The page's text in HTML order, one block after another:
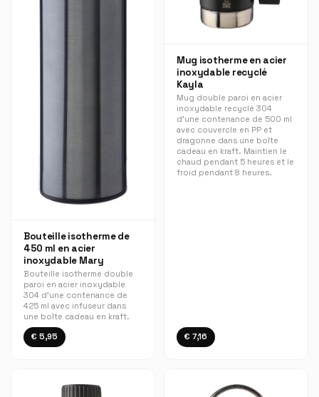
Bouteille isotherme de
450 ml en acier
inoxydable Mary
Bouteille isotherme double
paroi en acier inoxydable
304 d'une contenance de
425 ml avec infuseur dans
une boîte cadeau en kraft.
€ 5,95
Mug isotherme en acier
inoxydable recyclé
Kayla
Mug double paroi en acier
inoxydable recyclé 304
d'une contenance de 500 ml
avec couvercle en PP et
dragonne dans une boîte
cadeau en kraft. Maintien le
chaud pendant 5 heures et le
froid pendant 8 heures.
€ 7,16